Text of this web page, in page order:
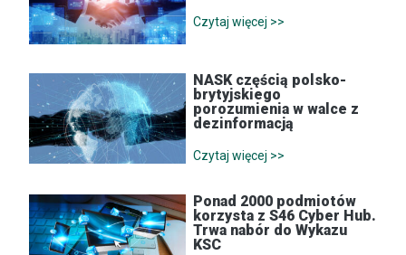
Czytaj więcej >>
NASK częścią polsko-
brytyjskiego
porozumienia w walce z
dezinformacją
Czytaj więcej >>
Ponad 2000 podmiotów
korzysta z S46 Cyber Hub.
Trwa nabór do Wykazu
KSC